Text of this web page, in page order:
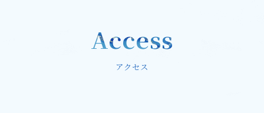
Access
アクセス